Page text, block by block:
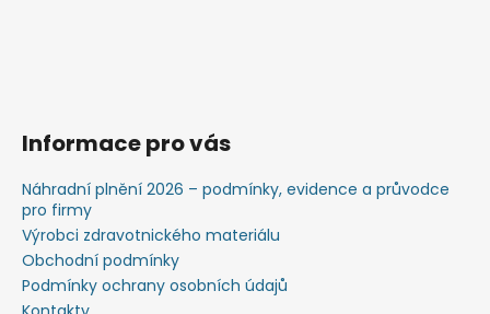
Informace pro vás
Náhradní plnění 2026 – podmínky, evidence a průvodce
pro firmy
Výrobci zdravotnického materiálu
Obchodní podmínky
Podmínky ochrany osobních údajů